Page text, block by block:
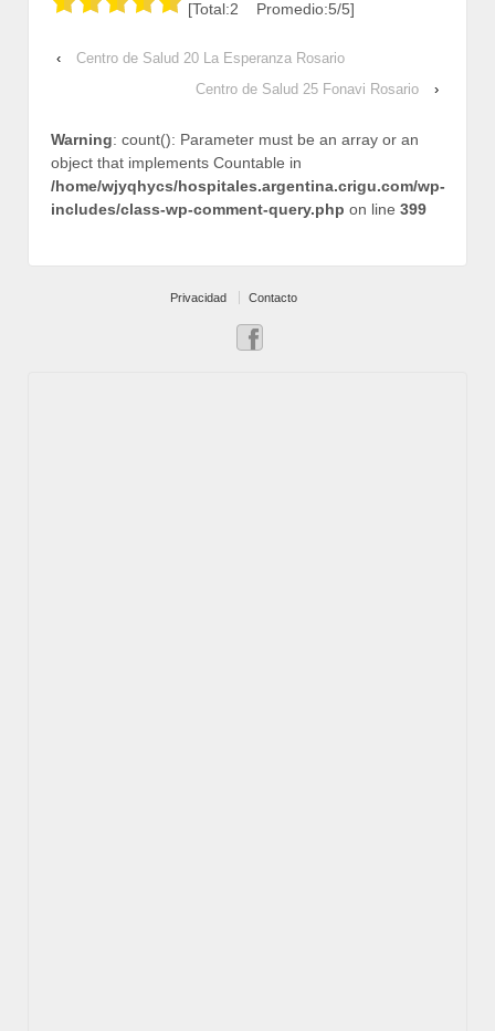
[Total:2 Promedio:5/5]
‹
Centro de Salud 20 La Esperanza Rosario
Centro de Salud 25 Fonavi Rosario
›
Warning: count(): Parameter must be an array or an
object that implements Countable in
/home/wjyqhycs/hospitales.argentina.crigu.com/wp-
includes/class-wp-comment-query.php on line 399
Privacidad Contacto